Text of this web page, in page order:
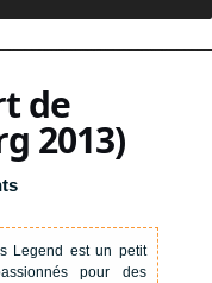
de
2013)
Legend est un petit
pour des